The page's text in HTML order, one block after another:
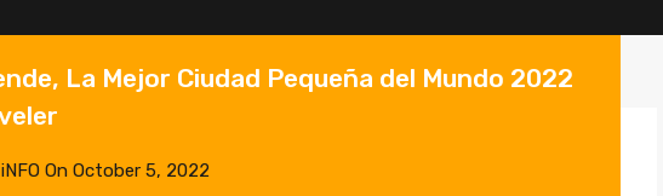
La Mejor Ciudad Pequeña del Mundo 2022
iNFO On October 5, 2022